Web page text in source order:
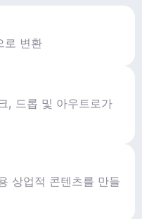
로 변환
, 드롭 및 아우트로가
상업적 콘텐츠를 만들